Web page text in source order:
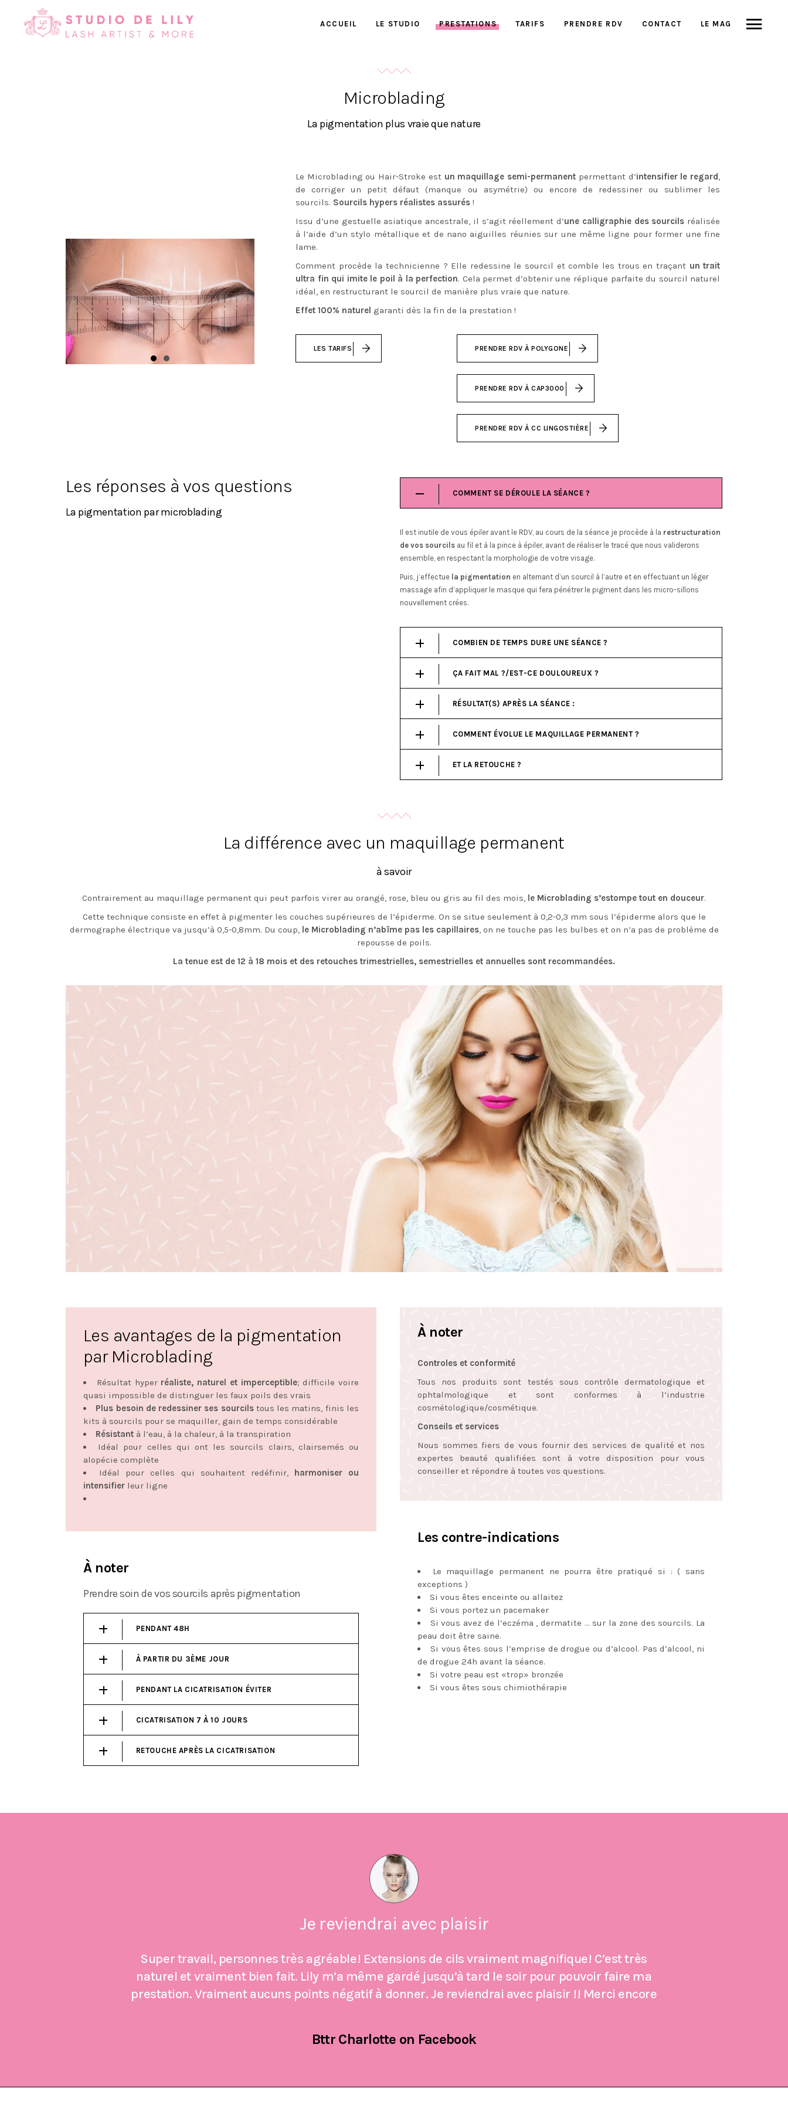
ACCUEIL LE STUDIO PRESTATIONS TARIFS PRENDRE RDV CONTACT LE MAG
Microblading
La pigmentation plus vraie que nature
Le Microblading ou Hair-Stroke est un maquillage semi-permanent permettant d’intensifier le regard,
de corriger un petit défaut (manque ou asymétrie) ou encore de redessiner ou sublimer les
sourcils. Sourcils hypers réalistes assurés !
Issu d’une gestuelle asiatique ancestrale, il s’agit réellement d’une calligraphie des sourcils réalisée
à l’aide d’un stylo métallique et de nano aiguilles réunies sur une même ligne pour former une fine
lame.
Comment procède la technicienne ? Elle redessine le sourcil et comble les trous en traçant un trait
ultra fin qui imite le poil à la perfection. Cela permet d’obtenir une réplique parfaite du sourcil naturel
idéal, en restructurant le sourcil de manière plus vraie que nature.
Effet 100% naturel garanti dès la fin de la prestation !
LES TARIFS PRENDRE RDV À POLYGONE
PRENDRE RDV À CAP3000
PRENDRE RDV À CC LINGOSTIÈRE
Les réponses à vos questions
La pigmentation par microblading
COMMENT SE DÉROULE LA SÉANCE ?
Il est inutile de vous épiler avant le RDV, au cours de la séance je procède à la restructuration
de vos sourcils au fil et à la pince à épiler, avant de réaliser le tracé que nous validerons
ensemble, en respectant la morphologie de votre visage.
Puis, j’effectue la pigmentation en alternant d’un sourcil à l’autre et en effectuant un léger
massage afin d’appliquer le masque qui fera pénétrer le pigment dans les micro-sillons
nouvellement crées.
COMBIEN DE TEMPS DURE UNE SÉANCE ?
ÇA FAIT MAL ?/EST-CE DOULOUREUX ?
RÉSULTAT(S) APRÈS LA SÉANCE :
COMMENT ÉVOLUE LE MAQUILLAGE PERMANENT ?
ET LA RETOUCHE ?
La différence avec un maquillage permanent
à savoir
Contrairement au maquillage permanent qui peut parfois virer au orangé, rose, bleu ou gris au fil des mois, le Microblading s’estompe tout en douceur.
Cette technique consiste en effet à pigmenter les couches supérieures de l’épiderme. On se situe seulement à 0,2-0,3 mm sous l’épiderme alors que le
dermographe électrique va jusqu’à 0,5-0,8mm. Du coup, le Microblading n’abîme pas les capillaires, on ne touche pas les bulbes et on n’a pas de problème de
repousse de poils.
La tenue est de 12 à 18 mois et des retouches trimestrielles, semestrielles et annuelles sont recommandées.
Les avantages de la pigmentation
par Microblading
Résultat hyper réaliste, naturel et imperceptible; difficile voire
quasi impossible de distinguer les faux poils des vrais
Plus besoin de redessiner ses sourcilstous les matins, finis les
kits à sourcils pour se maquiller, gain de temps considérable
Résistant à l’eau, à la chaleur, à la transpiration
Idéal pour celles qui ont les sourcils clairs, clairsemés ou
alopécie complète
Idéal pour celles qui souhaitent redéfinir, harmoniser ou
intensifier leur ligne
À noter
Prendre soin de vos sourcils après pigmentation
PENDANT 48H
À PARTIR DU 3ÈME JOUR
PENDANT LA CICATRISATION ÉVITER
CICATRISATION 7 À 10 JOURS
RETOUCHE APRÈS LA CICATRISATION
À noter
Controles et conformité
Tous nos produits sont testés sous contrôle dermatologique et
ophtalmologique et sont conformes à l’industrie
cosmétologique/cosmétique.
Conseils et services
Nous sommes fiers de vous fournir des services de qualité et nos
expertes beauté qualifiées sont à votre disposition pour vous
conseiller et répondre à toutes vos questions.
Les contre-indications
Le maquillage permanent ne pourra être pratiqué si : ( sans
exceptions )
Si vous êtes enceinte ou allaitez
Si vous portez un pacemaker
Si vous avez de l’eczéma , dermatite … sur la zone des sourcils. La
peau doit être saine.
Si vous êtes sous l’emprise de drogue ou d’alcool. Pas d’alcool, ni
de drogue 24h avant la séance.
Si votre peau est «trop» bronzée
Si vous êtes sous chimiothérapie
Je reviendrai avec plaisir
Super travail, personnes très agréable! Extensions de cils vraiment magnifique! C’est très
naturel et vraiment bien fait. Lily m’a même gardé jusqu’à tard le soir pour pouvoir faire ma
prestation. Vraiment aucuns points négatif à donner. Je reviendrai avec plaisir !! Merci encore
Bttr Charlotte on Facebook